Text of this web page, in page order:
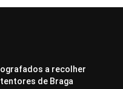
a recolher
de Braga